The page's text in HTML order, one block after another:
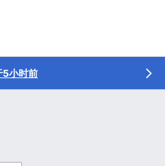
5小时前